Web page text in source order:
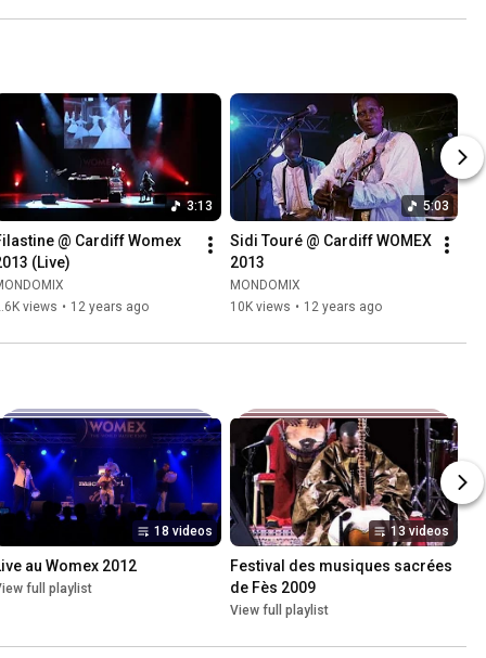
3:13
@ Cardiff Womex
(Live)
views • 12 years ago
5:03
Sidi Touré @ Cardiff WOMEX
2013
MONDOMIX
10K views • 12 years ago
18 videos
au Womex 2012
full playlist
13 videos
Festival des musiques sacrées
de Fès 2009
View full playlist